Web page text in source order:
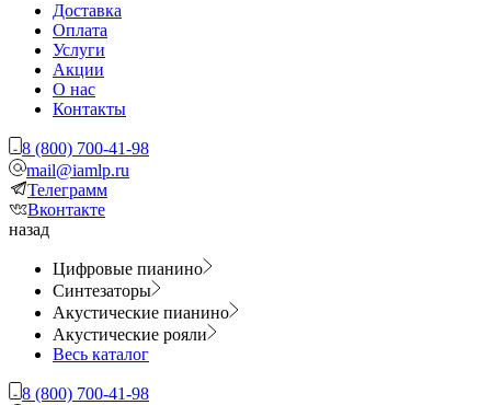
Доставка
Оплата
Услуги
Акции
О нас
Контакты
8 (800) 700-41-98
mail@iamlp.ru
Телеграмм
Вконтакте
назад
Цифровые пианино
Синтезаторы
Акустические пианино
Акустические рояли
Весь каталог
8 (800) 700-41-98